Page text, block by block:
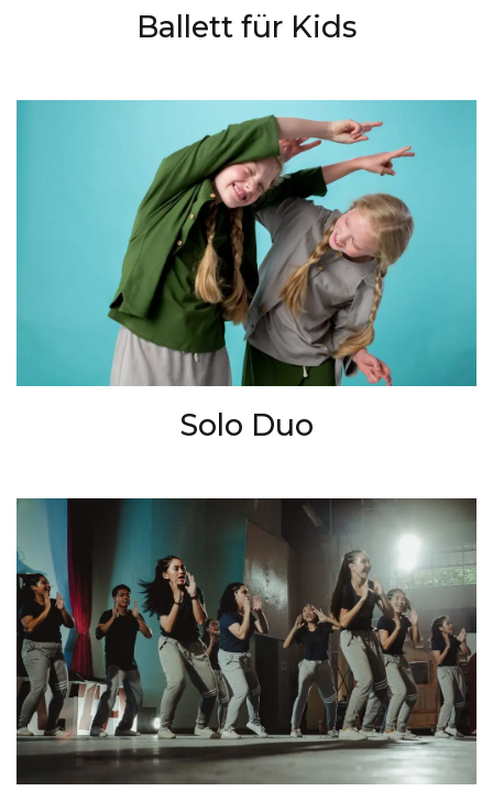
Ballett für Kids
Solo Duo